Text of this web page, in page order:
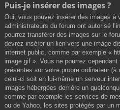
Puis-je insérer des images ?
Oui, vous pouvez insérer des images à
administrateurs du forum ont autorisé
pourrez transférer des images sur le
devrez insérer un lien vers une image
internet public, comme par exemple «
image.gif ». Vous ne pourrez
présentes sur votre propre ordinateur
celui-ci soit en lui-même un serveur
images hébergées derrière un
comme par exemple les services de
ou de Yahoo, les sites protégés par un